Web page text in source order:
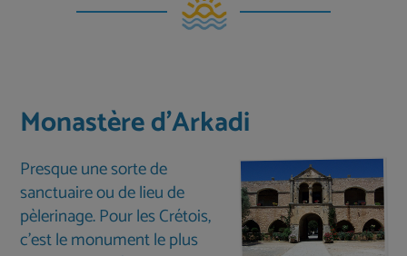
Monastère d'Arkadi
Presque une sorte de
sanctuaire ou de lieu de
pèlerinage. Pour les Crétois,
c'est le monument le plus